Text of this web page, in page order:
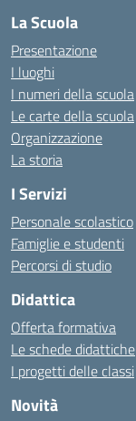
La Scuola
Presentazione
I luoghi
I numeri della scuola
Le carte della scuola
Organizzazione
La storia
I Servizi
Personale scolastico
Famiglie e studenti
Percorsi di studio
Didattica
Offerta formativa
Le schede didattiche
I progetti delle classi
Novità